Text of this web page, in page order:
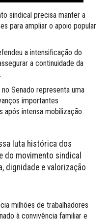
sindical precisa manter a
para ampliar o apoio popular
a intensificação do
a continuidade da
Senado representa uma
importantes
após intensa mobilização
luta histórica dos
do movimento sindical
dignidade e valorização
milhões de trabalhadores
à convivência familiar e